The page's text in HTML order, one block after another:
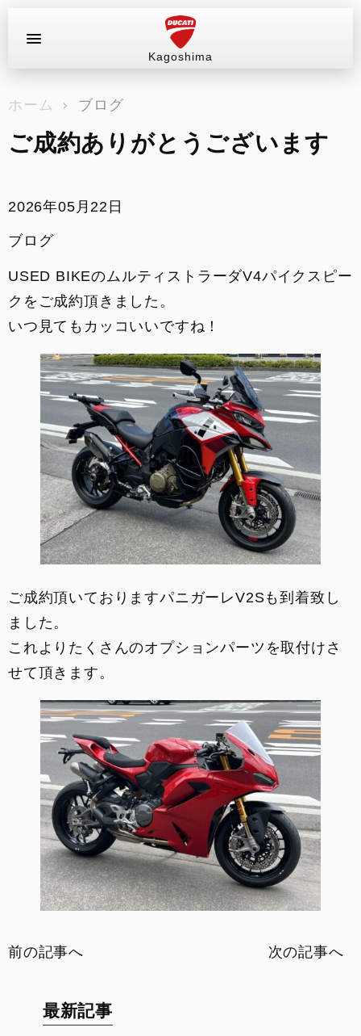
Kagoshima
ラインナップ
サービス情報
ブログ（最新情報）
店舗情報
販売情報
お支払いシミュレーション
コンフィギュレーター
お問い合わせ
ホーム ブログ
ご成約ありがとうございます
2026年05月22日
ブログ
USED BIKEのムルティストラーダV4パイクスピー
クをご成約頂きました。
いつ見てもカッコいいですね！
ご成約頂いておりますパニガーレV2Sも到着致し
ました。
これよりたくさんのオプションパーツを取付けさ
せて頂きます。
前の記事へ 次の記事へ
最新記事